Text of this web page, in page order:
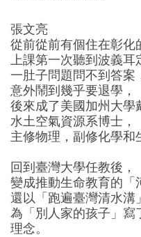
張文亮
從前從前有個住在彰化
上課第一次聽到波義耳
一肚子問題問不到答案
意外鬧到幾乎要退學，
後來成了美國加州大學
水土空氣資源系博士，
主修物理，副修化學和
回到臺灣大學任教後，
變成推動生命教育的「
還以「跑遍臺灣清水溝
為「別人家的孩子」寫
理念。